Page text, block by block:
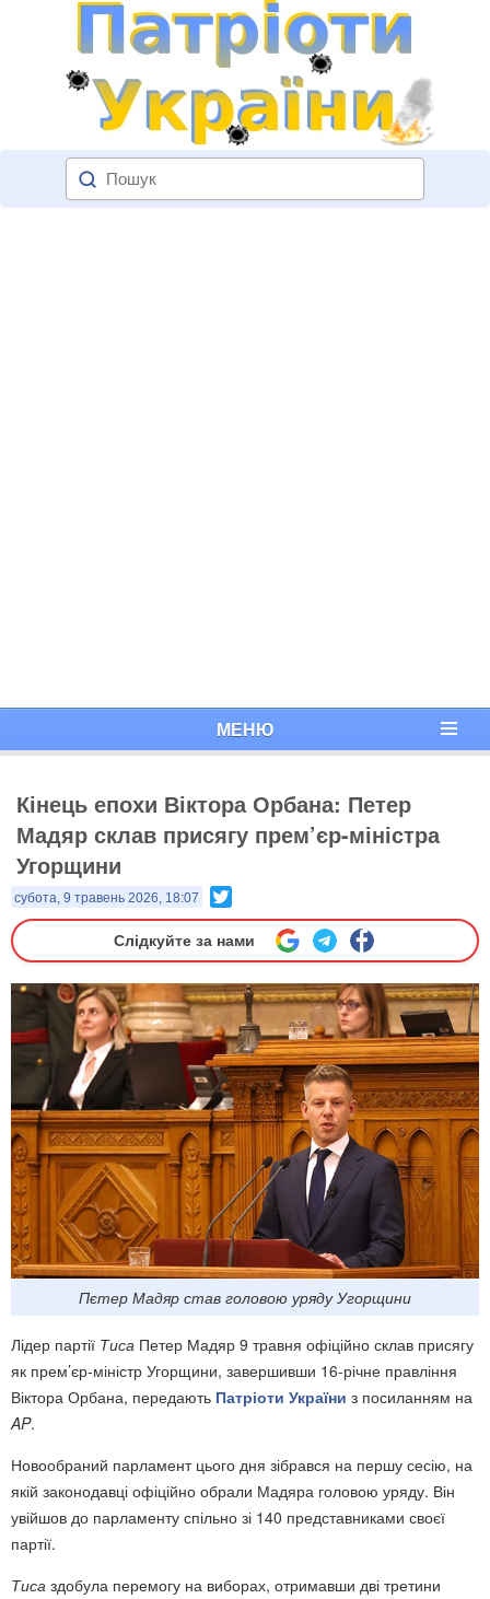
МЕНЮ
Кінець епохи Віктора Орбана: Петер
Мадяр склав присягу прем’єр-міністра
Угорщини
субота, 9 травень 2026, 18:07
Слідкуйте за нами
Пєтер Мадяр став головою уряду Угорщини
Лідер партії Тиса Петер Мадяр 9 травня офіційно склав присягу
як прем’єр-міністр Угорщини, завершивши 16-річне правління
Віктора Орбана, передають Патріоти України з посиланням на
AP.
Новообраний парламент цього дня зібрався на першу сесію, на
якій законодавці офіційно обрали Мадяра головою уряду. Він
увійшов до парламенту спільно зі 140 представниками своєї
партії.
Тиса здобула перемогу на виборах, отримавши дві третини